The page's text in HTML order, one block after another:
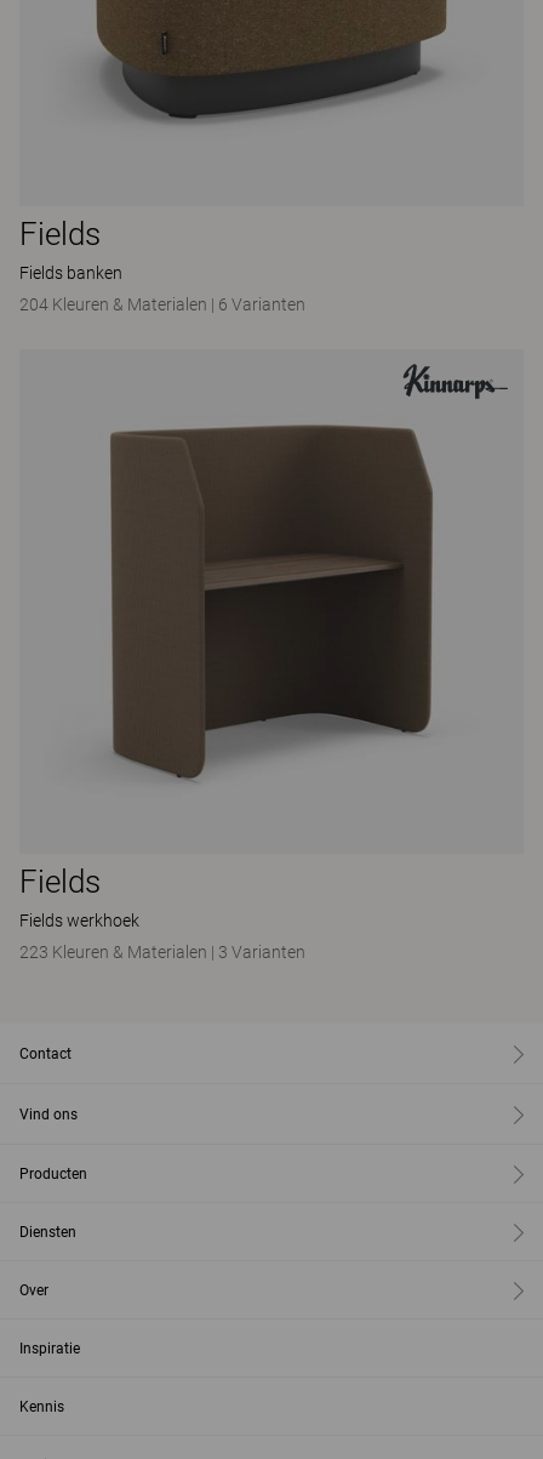
Fields
Fields banken
204 Kleuren & Materialen | 6 Varianten
Fields
Fields werkhoek
223 Kleuren & Materialen | 3 Varianten
Contact
Vind ons
Producten
Diensten
Over
Inspiratie
Kennis